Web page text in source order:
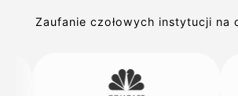
Zaufanie czołowych instytucji na